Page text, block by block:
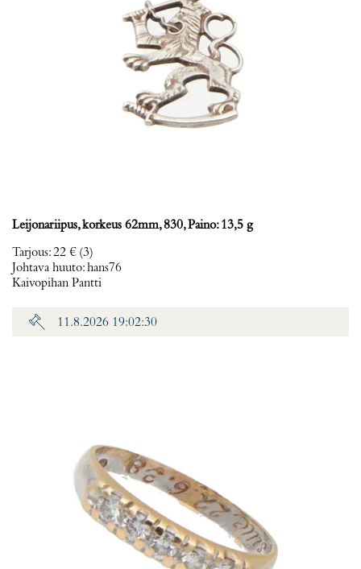
Leijonariipus, korkeus 62mm, 830, Paino: 13,5 g
Tarjous:22 € (3)
Johtava huuto:hans76
Kaivopihan Pantti
11.8.2026 19:02:30